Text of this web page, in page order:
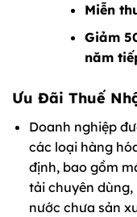
Miễn
Giảm
năm
Ưu Đãi Thuế
Doanh nghiệp
các loại hàng
định, bao gồm
tải chuyên
nước chưa sản